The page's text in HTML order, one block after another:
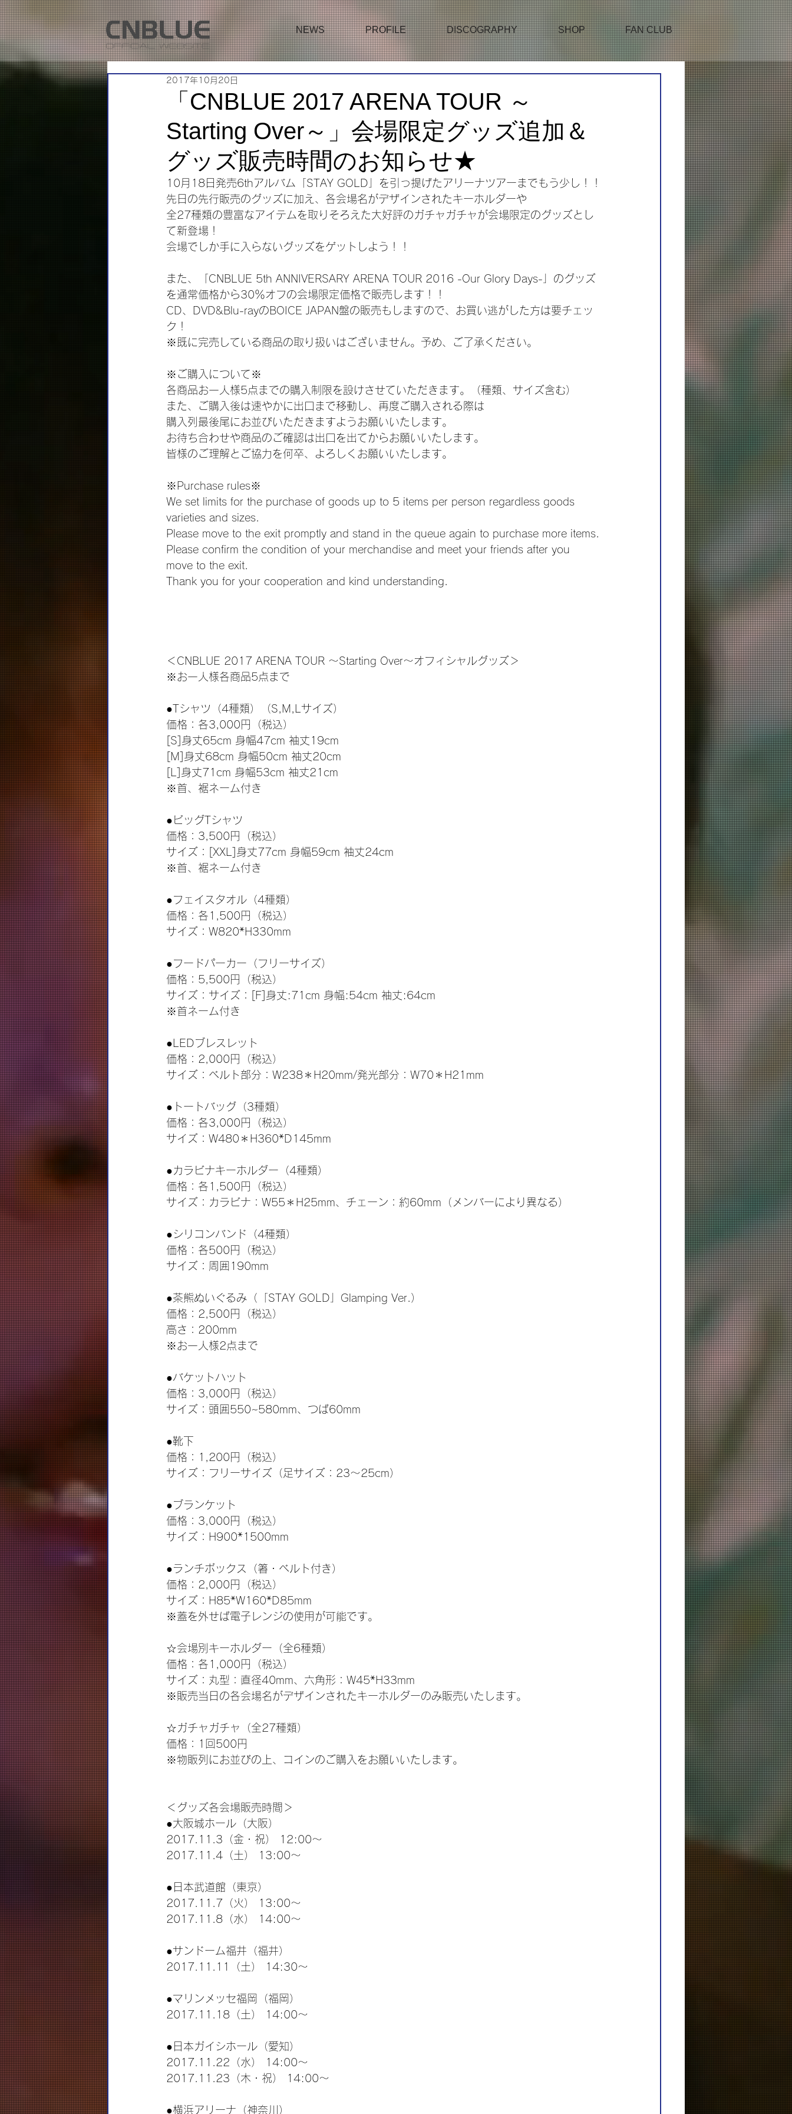
NEWS PROFILE DISCOGRAPHY SHOP FAN CLUB
「CNBLUE 2017 ARENA TOUR ～
Starting Over～」会場限定グッズ追加＆
グッズ販売時間のお知らせ★
2017年10月20日
10月18日発売6thアルバム「STAY GOLD」を引っ提げたアリーナツアーまでもう少し！！
先日の先行販売のグッズに加え、各会場名がデザインされたキーホルダーや
全27種類の豊富なアイテムを取りそろえた大好評のガチャガチャが会場限定のグッズとし
て新登場！
会場でしか手に入らないグッズをゲットしよう！！
また、「CNBLUE 5th ANNIVERSARY ARENA TOUR 2016 -Our Glory Days-」のグッズ
を通常価格から30％オフの会場限定価格で販売します！！
CD、DVD&Blu-rayのBOICE JAPAN盤の販売もしますので、お買い逃がした方は要チェッ
ク！
※既に完売している商品の取り扱いはございません。予め、ご了承ください。
※ご購入について※
各商品お一人様5点までの購入制限を設けさせていただきます。（種類、サイズ含む）
また、ご購入後は速やかに出口まで移動し、再度ご購入される際は
購入列最後尾にお並びいただきますようお願いいたします。
お待ち合わせや商品のご確認は出口を出てからお願いいたします。
皆様のご理解とご協力を何卒、よろしくお願いいたします。
※Purchase rules※
We set limits for the purchase of goods up to 5 items per person regardless goods
varieties and sizes.
Please move to the exit promptly and stand in the queue again to purchase more items.
Please confirm the condition of your merchandise and meet your friends after you
move to the exit.
Thank you for your cooperation and kind understanding.
＜CNBLUE 2017 ARENA TOUR ～Starting Over～オフィシャルグッズ＞
※お一人様各商品5点まで
●Tシャツ（4種類）（S,M,Lサイズ）
価格：各3,000円（税込）
[S]身丈65cm 身幅47cm 袖丈19cm
[M]身丈68cm 身幅50cm 袖丈20cm
[L]身丈71cm 身幅53cm 袖丈21cm
※首、裾ネーム付き
●ビッグTシャツ
価格：3,500円（税込）
サイズ：[XXL]身丈77cm 身幅59cm 袖丈24cm
※首、裾ネーム付き
●フェイスタオル（4種類）
価格：各1,500円（税込）
サイズ：W820*H330mm
●フードパーカー（フリーサイズ）
価格：5,500円（税込）
サイズ：サイズ：[F]身丈:71cm 身幅:54cm 袖丈:64cm
※首ネーム付き
●LEDブレスレット
価格：2,000円（税込）
サイズ：ベルト部分：W238＊H20mm/発光部分：W70＊H21mm
●トートバッグ（3種類）
価格：各3,000円（税込）
サイズ：W480＊H360*D145mm
●カラビナキーホルダー（4種類）
価格：各1,500円（税込）
サイズ：カラビナ：W55＊H25mm、チェーン：約60mm（メンバーにより異なる）
●シリコンバンド（4種類）
価格：各500円（税込）
サイズ：周囲190mm
●茶熊ぬいぐるみ（「STAY GOLD」Glamping Ver.）
価格：2,500円（税込）
高さ：200mm
※お一人様2点まで
●バケットハット
価格：3,000円（税込）
サイズ：頭囲550~580mm、つば60mm
●靴下
価格：1,200円（税込）
サイズ：フリーサイズ（足サイズ：23～25cm）
●ブランケット
価格：3,000円（税込）
サイズ：H900*1500mm
●ランチボックス（箸・ベルト付き）
価格：2,000円（税込）
サイズ：H85*W160*D85mm
※蓋を外せば電子レンジの使用が可能です。
☆会場別キーホルダー（全6種類）
価格：各1,000円（税込）
サイズ：丸型：直径40mm、六角形：W45*H33mm
※販売当日の各会場名がデザインされたキーホルダーのみ販売いたします。
☆ガチャガチャ（全27種類）
価格：1回500円
※物販列にお並びの上、コインのご購入をお願いいたします。
＜グッズ各会場販売時間＞
●大阪城ホール（大阪）
2017.11.3（金・祝） 12:00～
2017.11.4（土） 13:00～
●日本武道館（東京）
2017.11.7（火） 13:00～
2017.11.8（水） 14:00～
●サンドーム福井（福井）
2017.11.11（土） 14:30～
●マリンメッセ福岡（福岡）
2017.11.18（土） 14:00～
●日本ガイシホール（愛知）
2017.11.22（水） 14:00～
2017.11.23（木・祝） 14:00～
●横浜アリーナ（神奈川）